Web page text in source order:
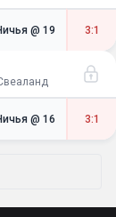
@ 19 3:1
@ 16 3:1